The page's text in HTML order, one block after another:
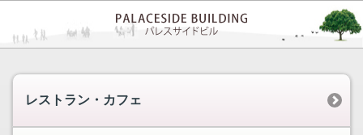
レストラン・カフェ